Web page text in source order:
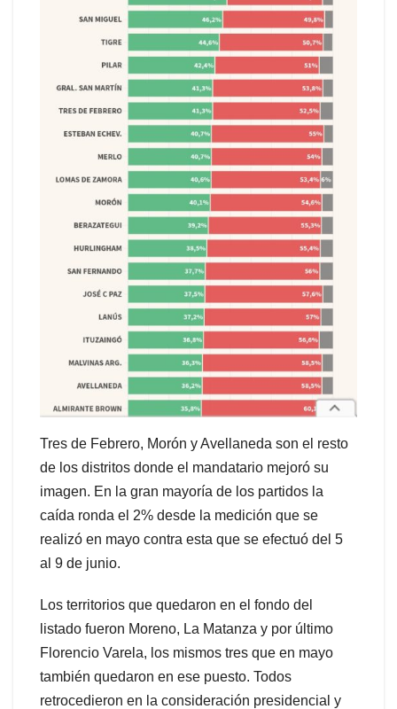
Tres de Febrero, Morón y Avellaneda son el resto
de los distritos donde el mandatario mejoró su
imagen. En la gran mayoría de los partidos la
caída ronda el 2% desde la medición que se
realizó en mayo contra esta que se efectuó del 5
al 9 de junio.
Los territorios que quedaron en el fondo del
listado fueron Moreno, La Matanza y por último
Florencio Varela, los mismos tres que en mayo
también quedaron en ese puesto. Todos
retrocedieron en la consideración presidencial y